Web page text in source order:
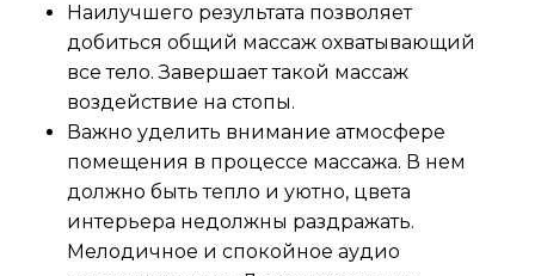
Наилучшего результата позволяет
добиться общий массаж охватывающий
все тело. Завершает такой массаж
воздействие на стопы.
Важно уделить внимание атмосфере
помещения в процессе массажа. В нем
должно быть тепло и уютно, цвета
интерьера недолжны раздражать.
Мелодичное и спокойное аудио